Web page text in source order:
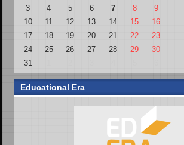
3
4 5 6 7 8
9
10
11 12 13 14 15
16
17
18 19 20 21 22
23
24
25 26 27 28 29
30
31
Educational Era